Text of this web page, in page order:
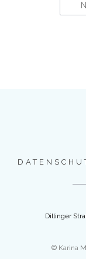
Dillinger
© Karina